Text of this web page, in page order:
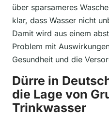
über sparsameres
klar, dass Wasser nicht
Damit wird aus einem
Problem mit
Gesundheit und die
Dürre in
die Lage von
Trinkwasser